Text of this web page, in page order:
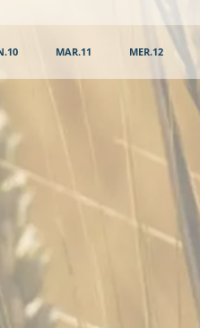
MAR.11 MER.12